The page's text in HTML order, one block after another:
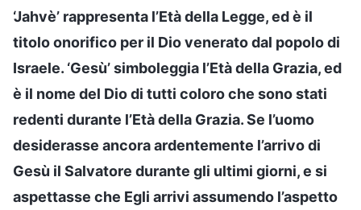
‘Jahvè’ rappresenta l’Età della Legge, ed è il
titolo onorifico per il Dio venerato dal popolo di
Israele. ‘Gesù’ simboleggia l’Età della Grazia, ed
è il nome del Dio di tutti coloro che sono stati
redenti durante l’Età della Grazia. Se l’uomo
desiderasse ancora ardentemente l’arrivo di
Gesù il Salvatore durante gli ultimi giorni, e si
aspettasse che Egli arrivi assumendo l’aspetto